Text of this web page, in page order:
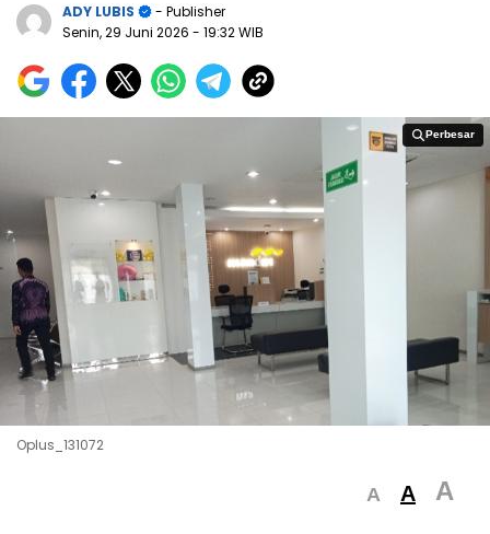
ADY LUBIS
- Publisher
Senin, 29 Juni 2026 - 19:32 WIB
Perbesar
Perbesar
Oplus_131072
A A A